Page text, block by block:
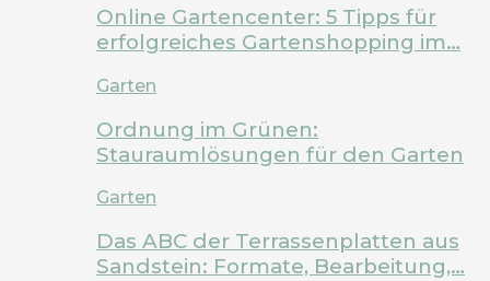
Online Gartencenter: 5 Tipps für
erfolgreiches Gartenshopping im…
Garten
Ordnung im Grünen:
Stauraumlösungen für den Garten
Garten
Das ABC der Terrassenplatten aus
Sandstein: Formate, Bearbeitung,…